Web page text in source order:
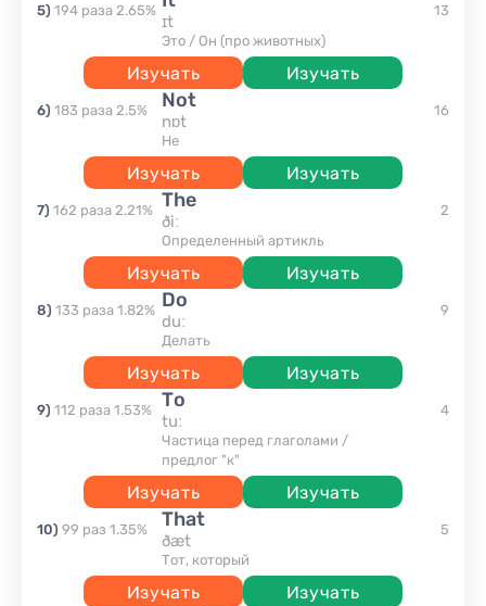
5) 194 раза 2.65%
ɪt
Это / Он (про животных)
Изучать Изучать
13
6) 183 раза 2.5% not
nɒt
Не
Изучать Изучать
16
7) 162 раза 2.21% the
ðiː
Определенный артикль
Изучать Изучать
2
8) 133 раза 1.82% do
duː
делать
Изучать Изучать
9
9) 112 раза 1.53% to
tuː
Частица перед глаголами /
предлог "к"
Изучать Изучать
4
10) 99 раз 1.35% that
ðæt
Тот, который
Изучать Изучать
5